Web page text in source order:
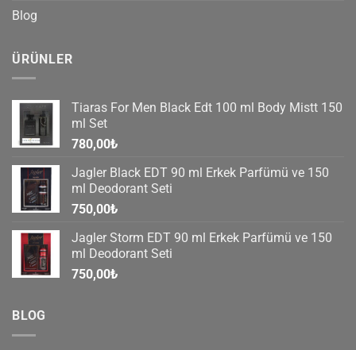
Blog
ÜRÜNLER
Tiaras For Men Black Edt 100 ml Body Mistt 150
ml Set
780,00₺
Jagler Black EDT 90 ml Erkek Parfümü ve 150
ml Deodorant Seti
750,00₺
Jagler Storm EDT 90 ml Erkek Parfümü ve 150
ml Deodorant Seti
750,00₺
BLOG